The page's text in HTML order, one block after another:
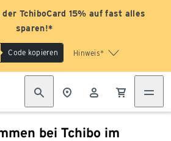
TchiboCard 15% auf fast alles
sparen!*
Code kopieren Hinweis*
bei Tchibo im